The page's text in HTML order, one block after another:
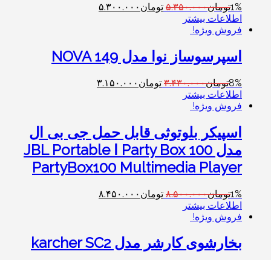
1%تومان۵.۳۵۰.۰۰۰ تومان ۵.۳۰۰.۰۰۰
اطلاعات بیشتر
فروش ویژه!
اسپرسوساز نوا مدل NOVA 149
8%تومان۳.۴۳۰.۰۰۰ تومان ۳.۱۵۰.۰۰۰
اطلاعات بیشتر
فروش ویژه!
اسپیکر بلوتوثی قابل حمل جی بی ال
مدل Party Box 100 ا JBL Portable
PartyBox100 Multimedia Player
1%تومان۸.۵۰۰.۰۰۰ تومان ۸.۴۵۰.۰۰۰
اطلاعات بیشتر
فروش ویژه!
بخارشوی کارشر مدل karcher SC2